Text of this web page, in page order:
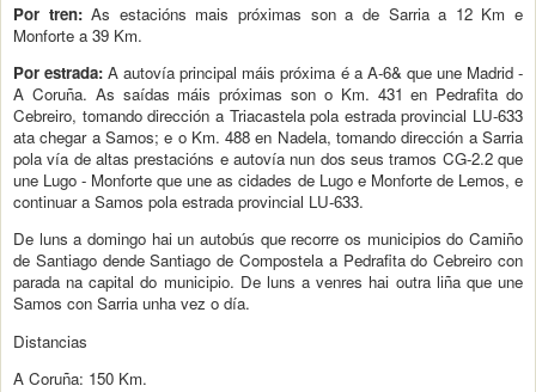
Por tren:As estacións mais próximas son a de Sarria a 12 Km e
Monforte a 39 Km.
Por estrada: A autovía principal máis próxima é a A-6& que une Madrid -
A Coruña. As saídas máis próximas son o Km. 431 en Pedrafita do
Cebreiro, tomando dirección a Triacastela pola estrada provincial LU-633
ata chegar a Samos; e o Km. 488 en Nadela, tomando dirección a Sarria
pola vía de altas prestacións e autovía nun dos seus tramos CG-2.2 que
une Lugo - Monforte que une as cidades de Lugo e Monforte de Lemos, e
continuar a Samos pola estrada provincial LU-633.
De luns a domingo hai un autobús que recorre os municipios do Camiño
de Santiago dende Santiago de Compostela a Pedrafita do Cebreiro con
parada na capital do municipio. De luns a venres hai outra liña que une
Samos con Sarria unha vez o día.
Distancias
A Coruña: 150 Km.